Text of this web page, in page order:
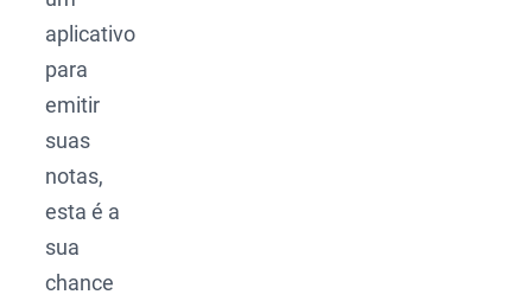
aplicativo
para
emitir
suas
notas,
esta é a
sua
chance